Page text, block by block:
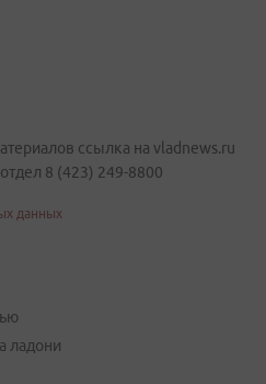
ссылка на vladnews.ru
8 (423) 249-8800
данных
ладони